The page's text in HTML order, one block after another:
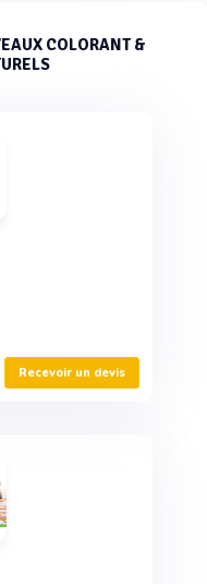
COLORANT &
Recevoir un devis